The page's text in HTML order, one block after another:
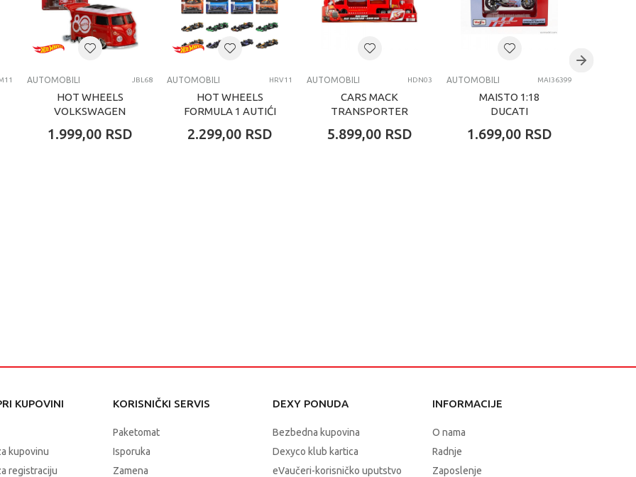
4-6 godina
Automobili
AUTOMOBILI JBL68
HOT WHEELS
VOLKSWAGEN
1.999,00 RSD
AUTOMOBILI HRV11
HOT WHEELS
FORMULA 1 AUTIĆI
2.299,00 RSD
AUTOMOBILI HDN03
CARS MACK
TRANSPORTER
5.899,00 RSD
AUTOMOBILI MAI36399
MAISTO 1:18
DUCATI
MOTOR GP23
1.699,00 RSD
KUPOVINI
kupovinu
registraciju
KORISNIČKI SERVIS
Paketomat
Isporuka
Zamena
DEXY PONUDA
Bezbedna kupovina
Dexyco klub kartica
eVaučeri-korisničko uputstvo
INFORMACIJE
O nama
Radnje
Zaposlenje